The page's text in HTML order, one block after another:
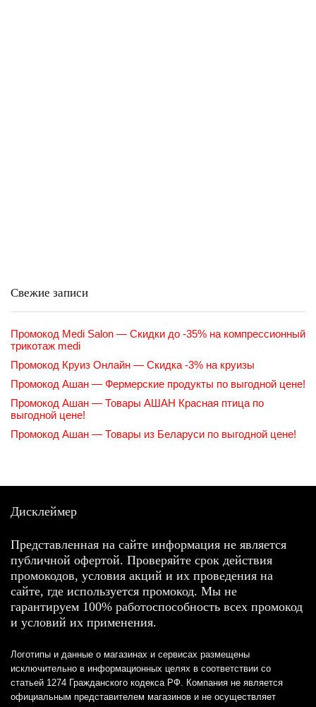
Свежие записи
Промокод Medi Salon — Скидки до -35% на компрессионный
трикотаж medi
Промокод Круиз Онлайн — Скидка -3% на круизы
Промокод Ашан — Фермерские продукты по выгодной цене!
Промокод Ашан — Товары АШАН Красная птица по
выгодной цене!
Промокод Ашан — Товары из Беларуси по выгодной цене!
Дисклеймер
Представленная на сайте информация не является
публичной офертой. Проверяйте срок действия
промокодов, условия акций и их проведения на
сайте, где используется промокод. Мы не
гарантируем 100% работоспособность всех промокод
и условий их применения.
Логотипы и данные о магазинах и сервисах размещены
исключительно в информационных целях в соответствии со
статьей 1274 Гражданского кодекса РФ. Компания не является
официальным представителем магазинов и не осуществляет